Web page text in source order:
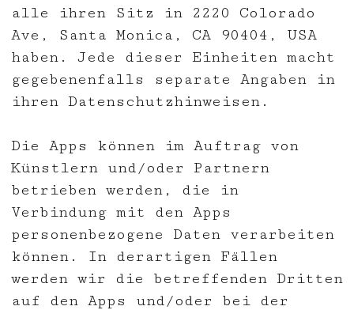
alle ihren Sitz in 2220 Colorado
Ave, Santa Monica, CA 90404, USA
haben. Jede dieser Einheiten macht
gegebenenfalls separate Angaben in
ihren Datenschutzhinweisen.
Die Apps können im Auftrag von
Künstlern und/oder Partnern
betrieben werden, die in
Verbindung mit den Apps
personenbezogene Daten verarbeiten
können. In derartigen Fällen
werden wir die betreffenden Dritten
auf den Apps und/oder bei der